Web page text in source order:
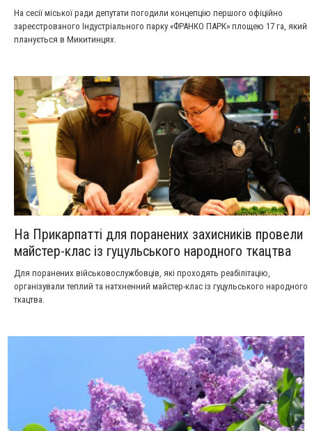
На сесії міської ради депутати погодили концепцію першого офіційно
зареєстрованого Індустріального парку «ФРАНКО ПАРК» площею 17 га, який
планується в Микитинцях.
На Прикарпатті для поранених захисників провели
майстер-клас із гуцульського народного ткацтва
Для поранених військовослужбовців, які проходять реабілітацію,
організували теплий та натхненний майстер-клас із гуцульського народного
ткацтва.